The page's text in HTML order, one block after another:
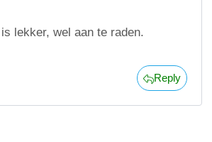
lekker, wel aan te raden.
Reply